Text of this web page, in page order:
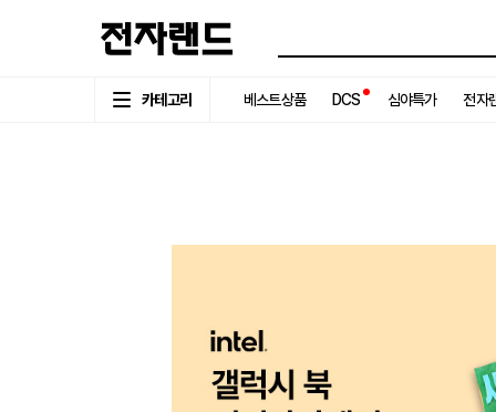
카테고리 베스트상품 DCS 심야특가 전자